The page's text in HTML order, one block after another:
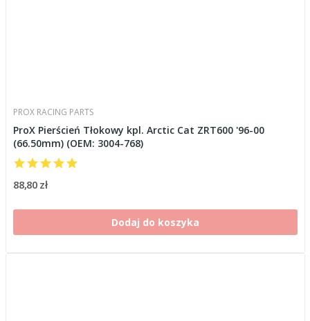
PROX RACING PARTS
ProX Pierścień Tłokowy kpl. Arctic Cat ZRT600 '96-00
(66.50mm) (OEM: 3004-768)
88,80 zł
Dodaj do koszyka